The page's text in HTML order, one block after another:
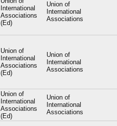
International
Associations
(Ed)
Union of
International
Associations
Union of
International
Associations
(Ed)
Union of
International
Associations
Union of
International
Associations
(Ed)
Union of
International
Associations